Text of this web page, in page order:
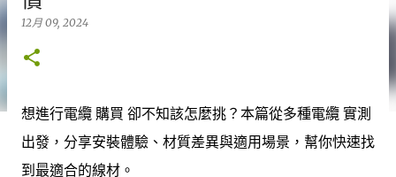
12月 09, 2024
想進行電纜 購買 卻不知該怎麼挑？本篇從多種電纜 實測
出發，分享安裝體驗、材質差異與適用場景，幫你快速找
到最適合的線材。